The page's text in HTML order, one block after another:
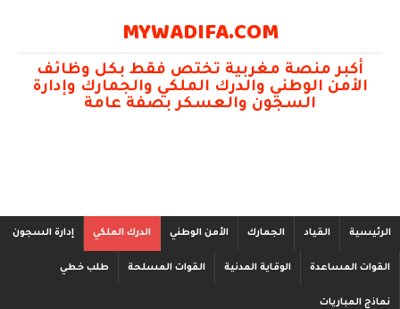
MYWADIFA.COM
أكبر منصة مغربية تختص فقط بكل وظائف
الأمن الوطني والدرك الملكي والجمارك وإدارة
السجون والعسكر بصفة عامة
الرئيسية القياد الجمارك الأمن الوطني الدرك الملكي إدارة السجون
القوات المساعدة الوقاية المدنية القوات المسلحة طلب خطي
نماذج المباريات